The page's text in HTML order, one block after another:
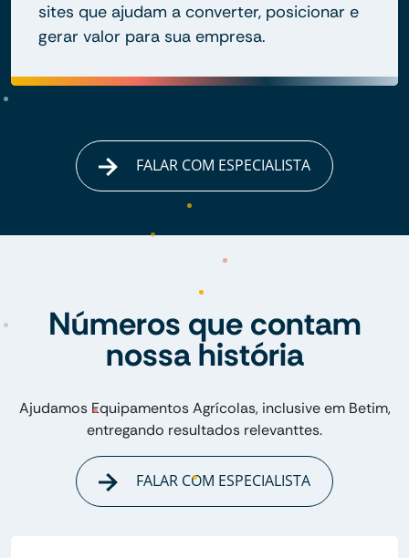
sites que ajudam a converter, posicionar e
gerar valor para sua empresa.
FALAR COM ESPECIALISTA
Números que contam
nossa história
Ajudamos Equipamentos Agrícolas, inclusive em Betim,
entregando resultados relevanttes.
FALAR COM ESPECIALISTA